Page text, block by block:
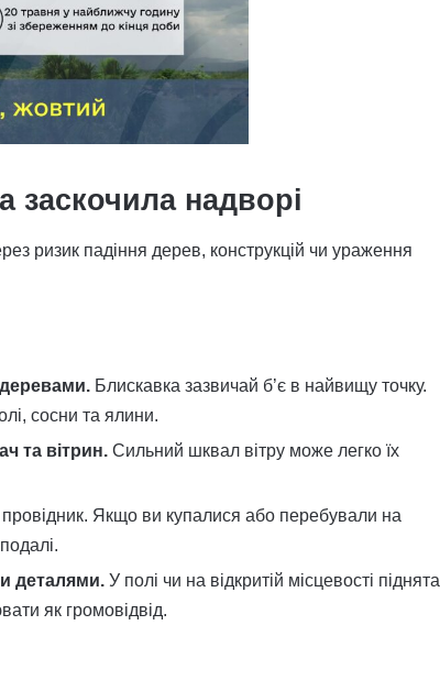
заскочила надворі
ризик падіння дерев, конструкцій чи ураження
Блискавка зазвичай б’є в найвищу точку.
сосни та ялини.
та вітрин. Сильний шквал вітру може легко їх
Якщо ви купалися або перебували на
деталями. У полі чи на відкритій місцевості піднята
як громовідвід.